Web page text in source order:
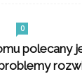
0
polecany